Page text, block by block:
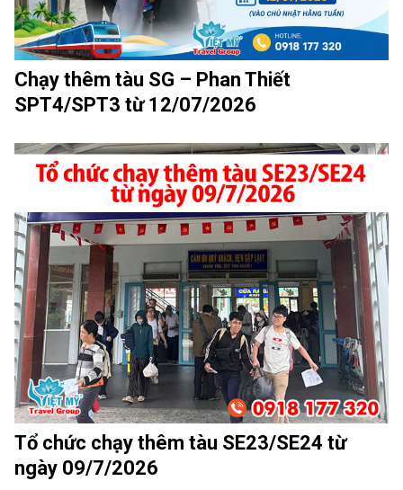
Chạy thêm tàu SG – Phan Thiết
SPT4/SPT3 từ 12/07/2026
Tổ chức chạy thêm tàu SE23/SE24 từ
ngày 09/7/2026